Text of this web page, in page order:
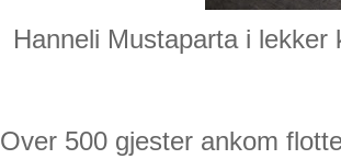
Hanneli Mustaparta i
Over 500 gjester ankom